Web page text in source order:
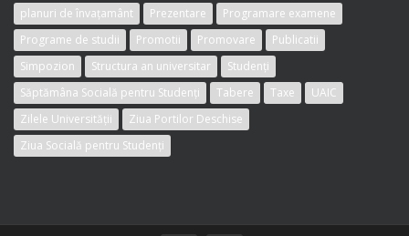
planuri de învațamânt
Prezentare
Programare examene
Programe de studii
Promotii Promovare
Publicatii
Simpozion
Structura an universitar
Studenți
Săptămâna Socială pentru Studenți
Tabere Taxe
UAIC
Zilele Universității
Ziua Portilor Deschise
Ziua Socială pentru Studenți